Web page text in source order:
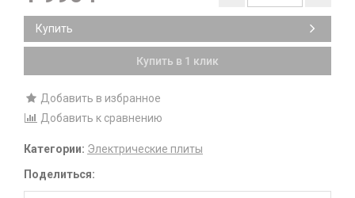
Купить
Купить в 1 клик
Добавить в избранное
Добавить к сравнению
Категории: Электрические плиты
Поделиться: